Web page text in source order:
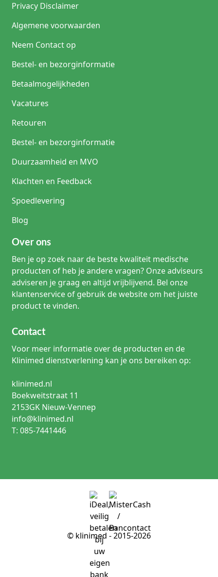
Privacy Disclaimer
Algemene voorwaarden
Neem Contact op
Bestel- en bezorginformatie
Betaalmogelijkheden
Vacatures
Retouren
Bestel- en bezorginformatie
Duurzaamheid en MVO
Klachten en Feedback
Spoedlevering
Blog
Over ons
Ben je op zoek naar de beste kwaliteit medische
producten of heb je andere vragen? Onze adviseurs
adviseren je graag en altijd vrijblijvend. Bel onze
klantenservice of gebruik de website om het juiste
product te vinden.
Contact
Voor meer informatie over de producten en de
Klinimed dienstverlening kan je ons bereiken op:
klinimed.nl
Boekweitstraat 11
2153GK Nieuw-Vennep
info@klinimed.nl
T: 085-7441446
© klinimed - 2015-2026